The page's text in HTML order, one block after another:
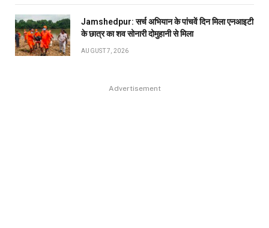
Jamshedpur: सर्च अभियान के पांचवें दिन मिला एनआइटी
के छात्र का शव सोनारी दोमुहानी से मिला
AUGUST 7, 2026
Advertisement